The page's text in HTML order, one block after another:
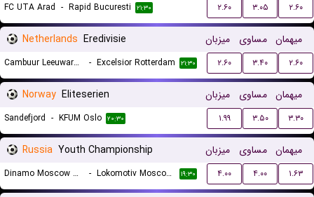
FC UTA Arad - Rapid Bucuresti ۲۱:۳۰ ۲.۶۰ ۳.۰۵ ۲.۶۰
Netherlands Eredivisie میزبان مساوی میهمان
Cambuur Leeuwarden - Excelsior Rotterdam ۲۱:۳۰ ۲.۶۰ ۳.۴۰ ۲.۶۰
Norway Eliteserien میزبان مساوی میهمان
Sandefjord - KFUM Oslo ۲۰:۳۰ ۱.۹۹ ۳.۵۰ ۳.۳۰
Russia Youth Championship میزبان مساوی میهمان
Dinamo Moscow U19 - Lokomotiv Moscow U19 ۱۹:۳۰ ۴.۰۰ ۴.۰۰ ۱.۶۳